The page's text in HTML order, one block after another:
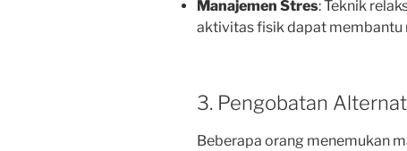
Manajemen Stres: Teknik
aktivitas fisik dapat membantu
3. Pengobatan
Beberapa orang menemukan